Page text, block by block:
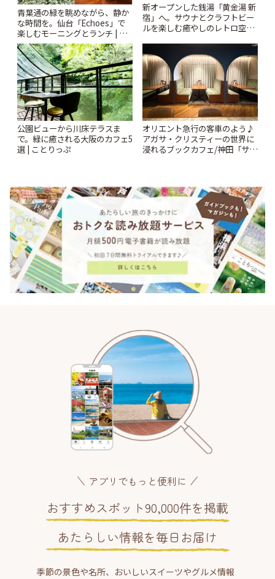
青葉通の緑を眺めながら、静か
な時間を。仙台「Echoes」で
楽しむモーニングとランチ | こ
とりっぷ
新オープンした銭湯「黄金湯 新
宿」へ。サウナとクラフトビー
ルを楽しむ癒やしのレトロ空間
公園ビューから川床テラスま
で。緑に癒される大阪のカフェ5
選 | ことりっぷ
オリエント急行の客車のよう♪
アガサ・クリスティーの世界に
浸れるブックカフェ/神田「サロ
アプリでもっと便利に
おすすめスポット90,000件を掲載
あたらしい情報を毎日お届け
季節の景色や名所、おいしいスイーツやグルメ情報